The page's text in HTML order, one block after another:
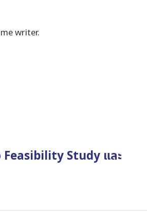
writer.
Feasibility Study และ